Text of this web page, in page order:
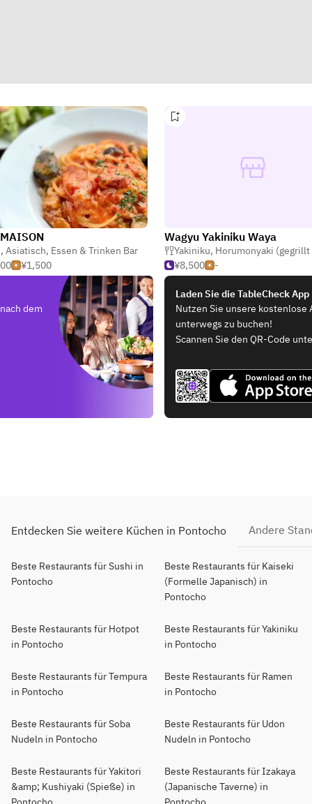
, Asiatisch, Essen & Trinken Bar
¥1,500
Wagyu Yakiniku Waya
Yakiniku, Horumonyaki (gegrillt
¥8,500
-
dem
Laden Sie die TableCheck
Nutzen Sie unsere kostenlose
unterwegs zu buchen!
Scannen Sie den QR-Code
Entdecken Sie weitere Küchen in Pontocho Andere
Beste Restaurants für Sushi in
Pontocho
Beste Restaurants für Kaiseki
(Formelle Japanisch) in
Pontocho
Beste Restaurants für Hotpot
in Pontocho
Beste Restaurants für Yakiniku
in Pontocho
Beste Restaurants für Tempura
in Pontocho
Beste Restaurants für Ramen
in Pontocho
Beste Restaurants für Soba
Nudeln in Pontocho
Beste Restaurants für Udon
Nudeln in Pontocho
Beste Restaurants für Yakitori
&amp; Kushiyaki (Spieße) in
Beste Restaurants für Izakaya
(Japanische Taverne) in